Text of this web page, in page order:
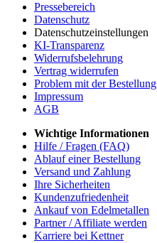
Pressebereich
Datenschutz
Datenschutzeinstellungen
KI-Transparenz
Widerrufsbelehrung
Vertrag widerrufen
Problem mit der Bestellung
Impressum
AGB
Wichtige Informationen
Hilfe / Fragen (FAQ)
Ablauf einer Bestellung
Versand und Zahlung
Ihre Sicherheiten
Kundenzufriedenheit
Ankauf von Edelmetallen
Partner / Affiliate werden
Karriere bei Kettner